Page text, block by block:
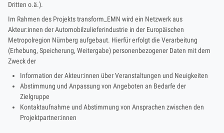
Dritten o.ä.).
Im Rahmen des Projekts transform_EMN wird ein Netzwerk aus
Akteur:innen der Automobilzulieferindustrie in der Europäischen
Metropolregion Nürnberg aufgebaut. Hierfür erfolgt die Verarbeitung
(Erhebung, Speicherung, Weitergabe) personenbezogener Daten mit dem
Zweck der
Information der Akteur:innen über Veranstaltungen und Neuigkeiten
Abstimmung und Anpassung von Angeboten an Bedarfe der
Zielgruppe
Kontaktaufnahme und Abstimmung von Ansprachen zwischen den
Projektpartner:innen